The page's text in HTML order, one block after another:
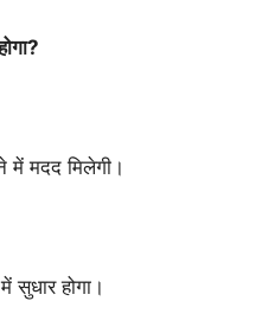
में मदद मिलेगी।
सुधार होगा।